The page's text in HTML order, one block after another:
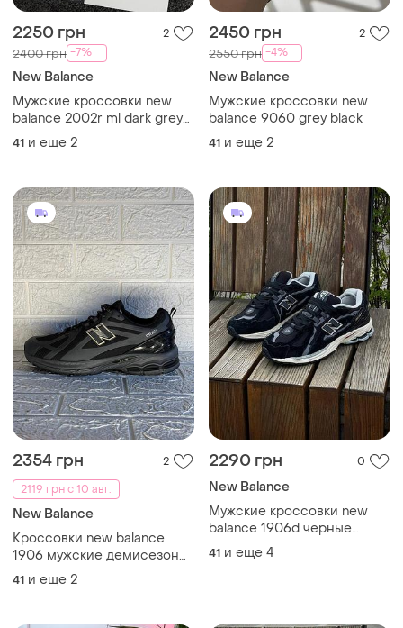
2250 грн 2
2400 грн -7%
New Balance
Мужские кроссовки new
balance 2002r ml dark grey
black
41 и еще 2
2450 грн 2
2550 грн -4%
New Balance
Мужские кроссовки new
balance 9060 grey black
41 и еще 2
2354 грн
2
2119 грн с 10 авг.
New Balance
Кроссовки new balance
1906 мужские демисезон
термо
41 и еще 2
2290 грн 0
New Balance
Мужские кроссовки new
balance 1906d черные
летние
41 и еще 4